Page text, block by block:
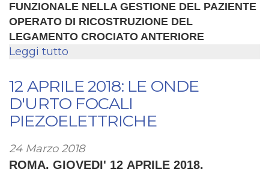
FUNZIONALE NELLA GESTIONE DEL PAZIENTE
OPERATO DI RICOSTRUZIONE DEL
LEGAMENTO CROCIATO ANTERIORE
Leggi tutto
NEL
TRATTAMENTO
POST
OPERATORIO
DEL
LCA
12 APRILE 2018: LE ONDE
D'URTO FOCALI
PIEZOELETTRICHE
24 Marzo 2018
ROMA. GIOVEDI' 12 APRILE 2018.